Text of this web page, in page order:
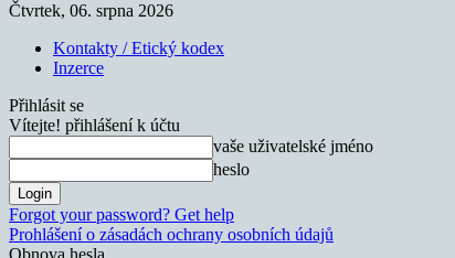
Čtvrtek, 06. srpna 2026
Kontakty / Etický kodex
Inzerce
Přihlásit se
Vítejte! přihlášení k účtu
vaše uživatelské jméno
heslo
Forgot your password? Get help
Prohlášení o zásadách ochrany osobních údajů
Obnova hesla